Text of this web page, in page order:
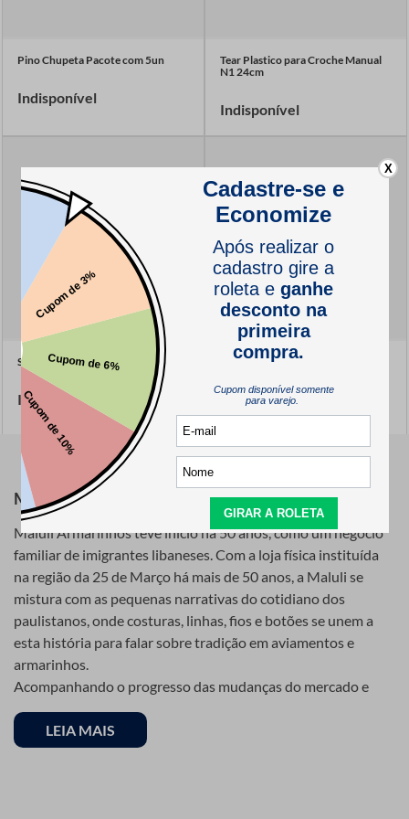
Pino Chupeta Pacote com 5un
Indisponível
Tear Plastico para Croche Manual
N1 24cm
Indisponível
Sapata para Casear
Indisponível
Chapa de Agulha para Maquina de
Indisponível
Maluli, uma história costurada com você
Maluli Armarinhos teve início há 50 anos, como um negócio
familiar de imigrantes libaneses. Com a loja física instituída
na região da 25 de Março há mais de 50 anos, a Maluli se
mistura com as pequenas narrativas do cotidiano dos
paulistanos, onde costuras, linhas, fios e botões se unem a
esta história para falar sobre tradição em aviamentos e
armarinhos.
Acompanhando o progresso das mudanças do mercado e
crescimento expansivo de seus clientes, a empresa hoje é
uma das maiores referências em loja de armarinhos, tanto no
varejo como no atacado. Além disso, sua loja virtual é uma
LEIA MAIS
X